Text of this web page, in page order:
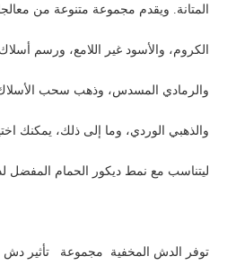
المتانة. ويقدم مجموعة متنوعة من
الكروم، والأسود غير اللامع، ورسم أسلاك
والرمادي المسدس، وذهب سحب
والذهبي الوردي، وما إلى ذلك، يمكنك
ليتناسب مع نمط ديكور الحمام المفضل
توفر الدش المخفية مجموعة تأثير دش